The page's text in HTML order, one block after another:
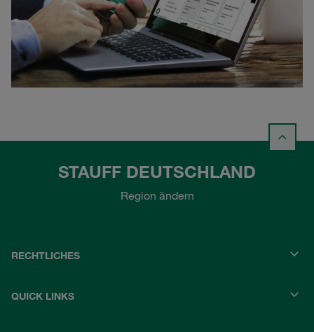
STAUFF DEUTSCHLAND
Region ändern
RECHTLICHES
QUICK LINKS